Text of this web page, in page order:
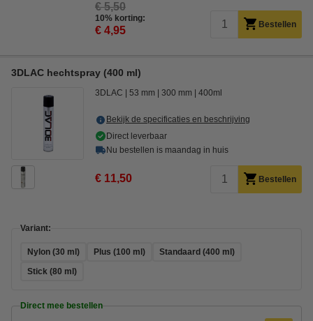
€ 5,50
10% korting:
€ 4,95 Bestellen
3DLAC hechtspray (400 ml)
3DLAC 53 mm 300 mm 400ml
Bekijk de specificaties en beschrijving
Direct leverbaar
Nu bestellen is maandag in huis
€ 11,50 Bestellen
Variant:
Nylon (30 ml) Plus (100 ml)
Standaard (400 ml)
Stick (80 ml)
Direct mee bestellen